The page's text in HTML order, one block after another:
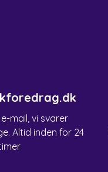
mail, vi svarer
Altid inden for 24